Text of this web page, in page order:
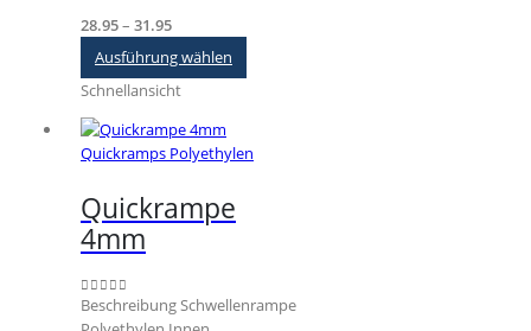
28.95– 31.95Preisspanne:
€28.95
bis
€31.95
Ausführung wählen
auf.
Produktseite
Schnellansicht
Quickramps Polyethylen
Quickrampe
4mm
0out of 5
Beschreibung Schwellenrampe